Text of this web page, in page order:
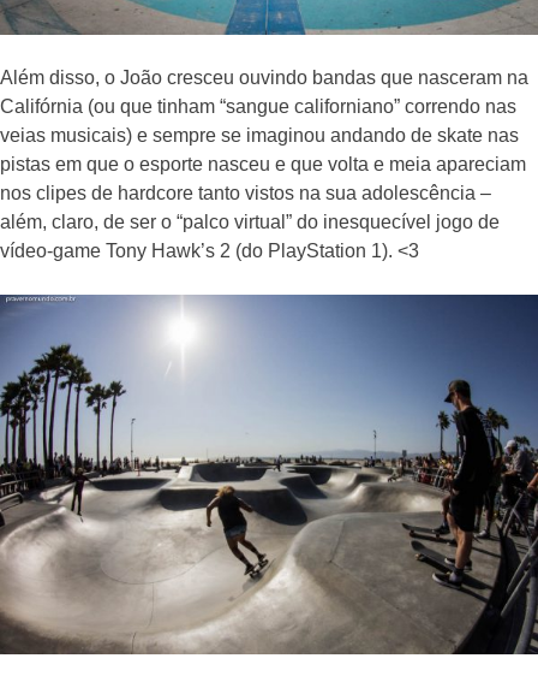
Além disso, o João cresceu ouvindo bandas que nasceram na
Califórnia (ou que tinham “sangue californiano” correndo nas
veias musicais) e sempre se imaginou andando de skate nas
pistas em que o esporte nasceu e que volta e meia apareciam
nos clipes de hardcore tanto vistos na sua adolescência –
além, claro, de ser o “palco virtual” do inesquecível jogo de
vídeo-game Tony Hawk’s 2 (do PlayStation 1). <3